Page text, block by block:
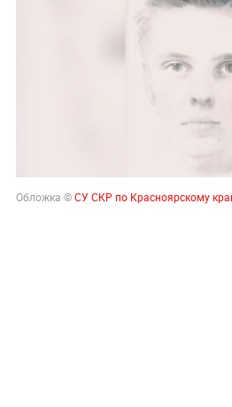
Обложка ©СУ СКР по Красноярскому